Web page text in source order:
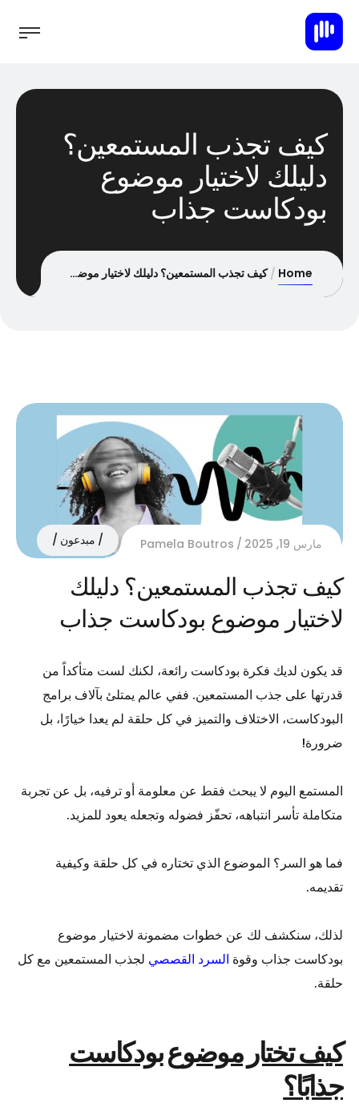
كيف تجذب المستمعين؟
دليلك لاختيار موضوع
بودكاست جذاب
Home كيف تجذب المستمعين؟ دليلك لاختيار موضوع بودكاست جذاب
مارس 19, 2025 Pamela Boutros مبدعون
كيف تجذب المستمعين؟ دليلك
لاختيار موضوع بودكاست جذاب
قد يكون لديك فكرة بودكاست رائعة، لكنك لست متأكداً من
قدرتها على جذب المستمعين. ففي عالم يمتلئ بآلاف برامج
البودكاست، الاختلاف والتميز في كل حلقة لم يعدا خيارًا، بل
ضرورة!
المستمع اليوم لا يبحث فقط عن معلومة أو ترفيه، بل عن تجربة
متكاملة تأسر انتباهه، تحفّز فضوله وتجعله يعود للمزيد.
فما هو السر؟ الموضوع الذي تختاره في كل حلقة وكيفية
تقديمه.
لذلك، سنكشف لك عن خطوات مضمونة لاختيار موضوع
بودكاست جذاب وقوة السرد القصصي لجذب المستمعين مع كل
حلقة.
كيف تختار موضوع بودكاست
جذابًا؟